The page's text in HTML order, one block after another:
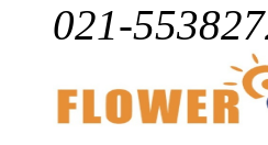
021-